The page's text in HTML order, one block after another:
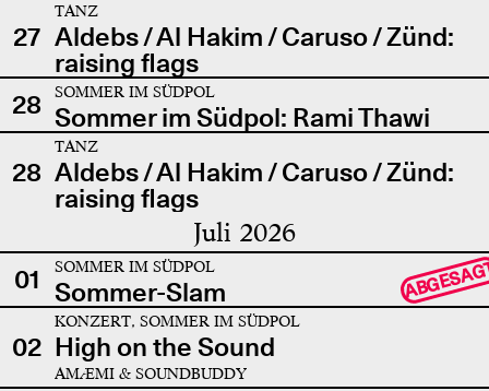
27
TANZ
Aldebs / Al Hakim / Caruso / Zünd:
raising flags
28
SOMMER IM SÜDPOL
Sommer im Südpol: Rami Thawi
28
TANZ
Aldebs / Al Hakim / Caruso / Zünd:
raising flags
Juli 2026
01 SOMMER IM SÜDPOL
Sommer-Slam
02
KONZERT, SOMMER IM SÜDPOL
High on the Sound
AMÆMI & SOUNDBUDDY